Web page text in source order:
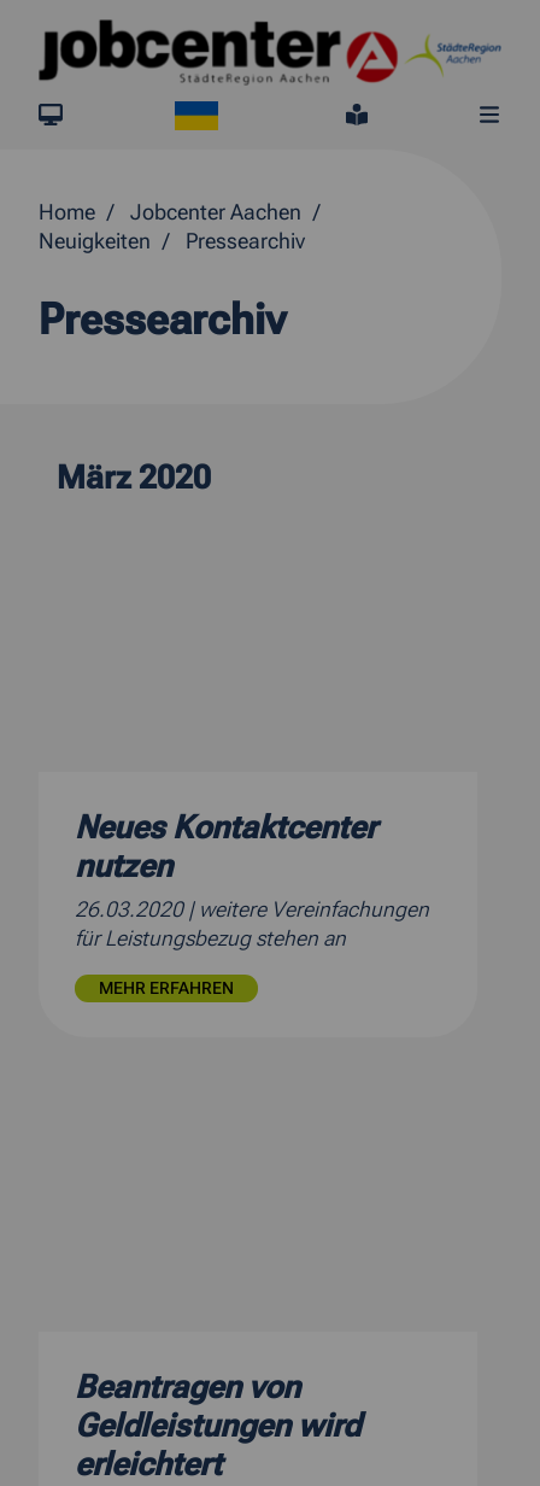
Springe direkt zum Inhalt
jobcenter.digital
Leichte
Home
Jobcenter Aachen
Neuigkeiten
Pressearchiv
Pressearchiv
März 2020
Neues Kontaktcenter
nutzen
26.03.2020 | weitere Vereinfachungen
für Leistungsbezug stehen an
MEHR ERFAHREN
Beantragen von
Geldleistungen wird
erleichtert